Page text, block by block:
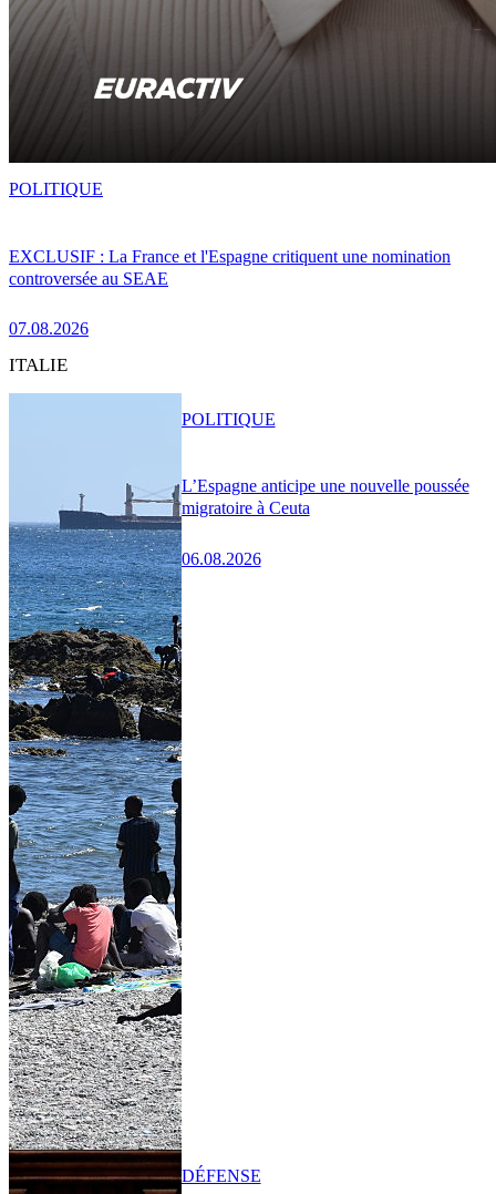
EXCLUSIF : La France et l'Espagne critiquent une nomination
controversée au SEAE
07.08.2026
POLITIQUE
ITALIE
L’Espagne anticipe une nouvelle poussée
migratoire à Ceuta
06.08.2026
POLITIQUE
DÉFENSE